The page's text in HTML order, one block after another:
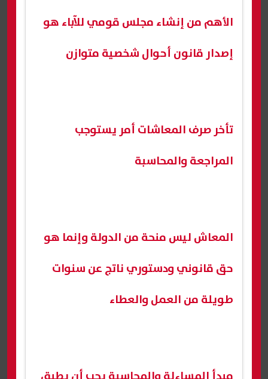
الأهم من إنشاء مجلس قومي للآباء هو
إصدار قانون أحوال شخصية متوازن
تأخر صرف المعاشات أمر يستوجب
المراجعة والمحاسبة
المعاش ليس منحة من الدولة وإنما هو
حق قانوني ودستوري ناتج عن سنوات
طويلة من العمل والعطاء